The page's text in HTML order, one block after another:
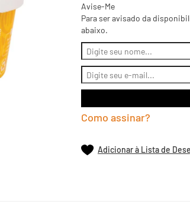
Avise-Me
Para ser avisado da
abaixo.
Como assinar?
Adicionar à Lista de